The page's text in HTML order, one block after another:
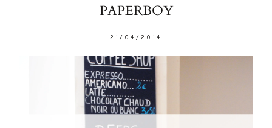
PAPERBOY
21/04/2014
quis risus
eget urna
mollis
ornare vel
JAPAN
FOOD
LIFESTYLE